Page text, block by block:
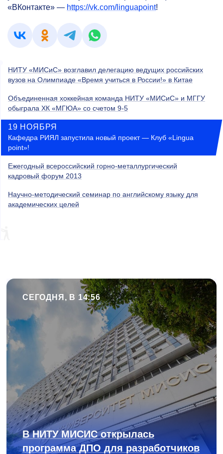
«ВКонтакте» — https://vk.com/linguapoint!
НИТУ «МИСиС» возглавил делегацию ведущих российских
вузов на Олимпиаде «Время учиться в России!» в Китае
Объединенная хоккейная команда НИТУ «МИСиС» и МГГУ
обыграла ХК «МГЮА» со счетом 9-5
19 НОЯБРЯ
Кафедра РИЯЛ запустила новый проект — Клуб «Lingua
point»!
Ежегодный всероссийский горно-металлургический
кадровый форум 2013
Научно-методический семинар по английскому языку для
академических целей
СЕГОДНЯ, В 14:56
В НИТУ МИСИС открылась
программа ДПО для разработчиков